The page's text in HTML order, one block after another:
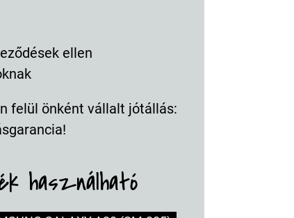
ellen
felül önként vállalt jótállás:
használható